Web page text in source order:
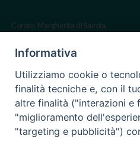
Corato, Margherita di Savoia,
Regione ecclesiastica Puglia
Via Beltrani, 9
76125 Trani BT
Informativa
Utilizziamo cookie o
finalità tecniche e, con il
altre finalità ("interazioni e
"miglioramento
"targeting e pubblicità")